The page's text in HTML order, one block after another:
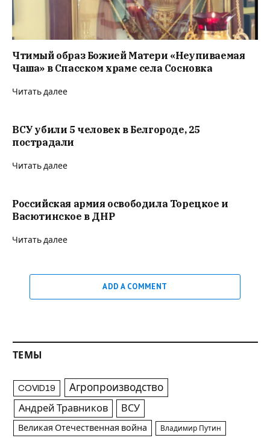
Чтимый образ Божией Матери «Неупиваемая
Чаша» в Спасском храме села Сосновка
Читать далее
ВСУ убили 5 человек в Белгороде, 25
пострадали
Читать далее
Российская армия освободила Торецкое и
Васютинское в ДНР
Читать далее
ADD A COMMENT
ТЕМЫ
COVID19 Агропроизводство
Андрей Травников ВСУ
Великая Отечественная война Владимир Путин